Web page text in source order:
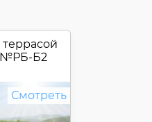
№РБ-Б2
Смотреть